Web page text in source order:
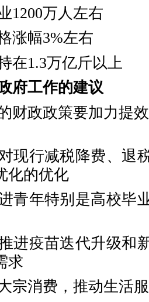
1200万人左右
涨幅3%左右
在1.3万亿斤以上
府工作的建议
财政政策要加力提
现行减税降费、退
化的优化
青年特别是高校毕
进疫苗迭代升级和
求
宗消费，推动生活